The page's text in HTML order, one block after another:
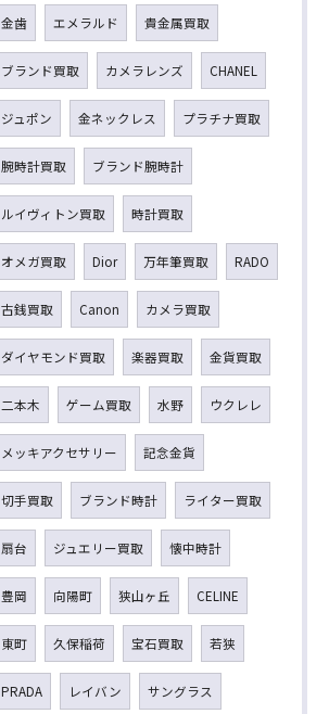
金歯 エメラルド 貴金属買取
ブランド買取 カメラレンズ CHANEL
ジュポン 金ネックレス プラチナ買取
腕時計買取 ブランド腕時計
ルイヴィトン買取 時計買取
オメガ買取 Dior 万年筆買取 RADO
古銭買取 Canon カメラ買取
ダイヤモンド買取 楽器買取 金貨買取
二本木 ゲーム買取 水野 ウクレレ
メッキアクセサリー 記念金貨
切手買取 ブランド時計 ライター買取
扇台 ジュエリー買取 懐中時計
豊岡 向陽町 狭山ヶ丘 CELINE
東町 久保稲荷 宝石買取 若狭
PRADA レイバン サングラス